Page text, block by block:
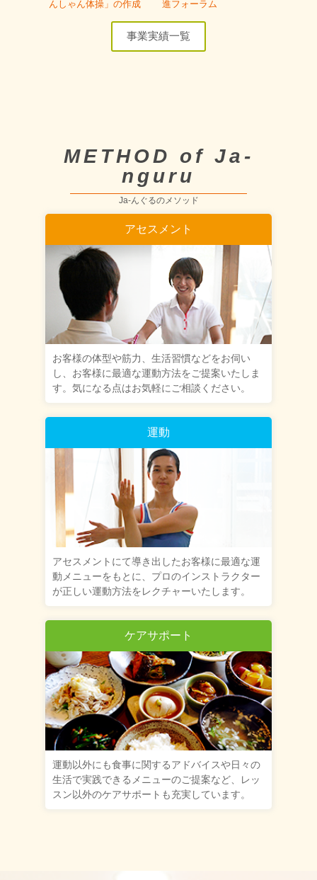
んしゃん体操」の作成 進フォーラム
事業実績一覧
METHOD of Ja-
nguru
Ja-んぐるのメソッド
アセスメント
お客様の体型や筋力、生活習慣などをお伺い
し、お客様に最適な運動方法をご提案いたしま
す。気になる点はお気軽にご相談ください。
運動
アセスメントにて導き出したお客様に最適な運
動メニューをもとに、プロのインストラクター
が正しい運動方法をレクチャーいたします。
ケアサポート
運動以外にも食事に関するアドバイスや日々の
生活で実践できるメニューのご提案など、レッ
スン以外のケアサポートも充実しています。